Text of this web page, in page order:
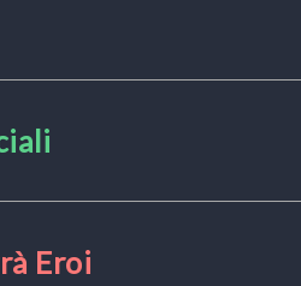
Eroi